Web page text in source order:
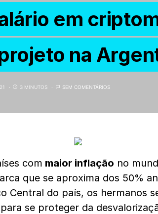
em
na
3 MINUTOS SEM COMENTÁRIOS
com maior inflação no
que se aproxima dos 50%
Central do país, os hermanos
se proteger da